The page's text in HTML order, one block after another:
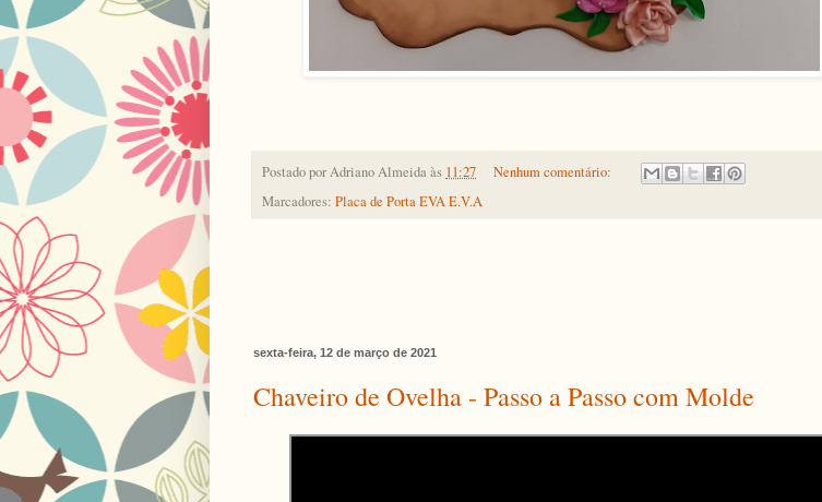
Postado porAdriano Almeidaàs 11:27
Nenhum comentário:
Marcadores: Placa de Porta EVA E.V.A
sexta-feira, 12 de março de 2021
Chaveiro de Ovelha - Passo a Passo com Molde